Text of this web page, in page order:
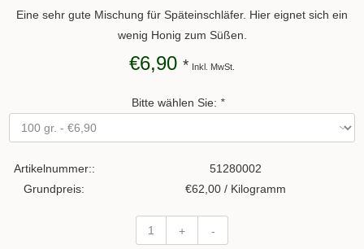
Eine sehr gute Mischung für Späteinschläfer. Hier eignet sich ein
wenig Honig zum Süßen.
€6,90 * Inkl. MwSt.
Bitte wählen Sie: *
Artikelnummer::
51280002
Grundpreis:
€62,00 / Kilogramm
+ -